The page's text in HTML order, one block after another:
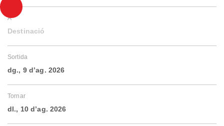
A
Destinació
Sortida
dg., 9 d’ag. 2026
Tornar
dl., 10 d’ag. 2026